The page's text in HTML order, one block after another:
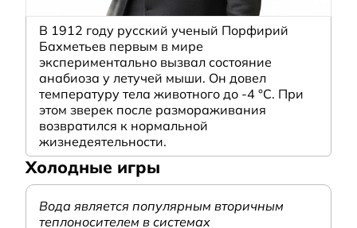
В 1912 году русский ученый Порфирий
Бахметьев первым в мире
экспериментально вызвал состояние
анабиоза у летучей мыши. Он довел
температуру тела животного до -4 °C. При
этом зверек после размораживания
возвратился к нормальной
жизнедеятельности.
Холодные игры
Вода является популярным вторичным
теплоносителем в системах